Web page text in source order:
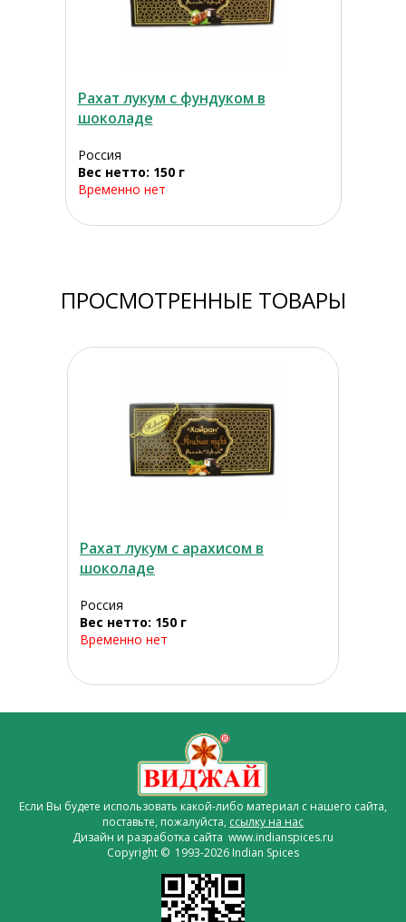
Рахат лукум с фундуком в
шоколаде
Россия
Вес нетто: 150 г
Временно нет
ПРОСМОТРЕННЫЕ ТОВАРЫ
Рахат лукум с арахисом в
шоколаде
Россия
Вес нетто: 150 г
Временно нет
Если Вы будете использовать какой-либо материал с нашего сайта,
поставьте, пожалуйста, ссылку на нас
Дизайн и разработка сайта www.indianspices.ru
Copyright © 1993-2026 Indian Spices